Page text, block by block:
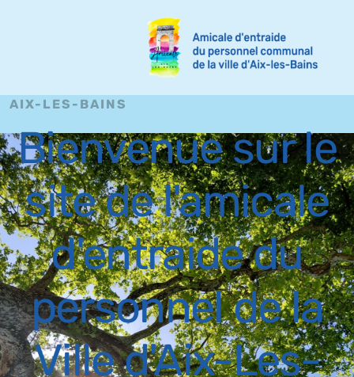
AIX-LES-BAINS
Bienvenue sur le
site de l'amicale
d'entraide du
personnel de la
Ville d'Aix-Les-